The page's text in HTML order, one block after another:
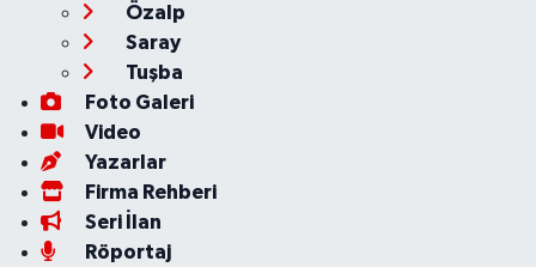
Özalp
Saray
Tuşba
Foto Galeri
Video
Yazarlar
Firma Rehberi
Seri İlan
Röportaj